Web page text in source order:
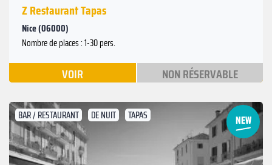
Z Restaurant Tapas
Nice (06000)
Nombre de places : 1-30 pers.
VOIR NON RÉSERVABLE
BAR / RESTAURANT DE NUIT TAPAS